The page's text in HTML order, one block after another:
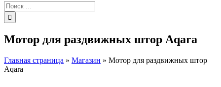
Результат
поиска:
Мотор для раздвижных штор Aqara
Главная страница » Магазин » Мотор для раздвижных штор
Aqara